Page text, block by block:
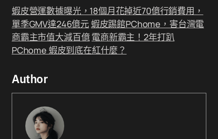
蝦皮營運數據曝光，18個月花掉近70億行銷費用，
單季GMV達246億元蝦皮踢館PChome，害台灣電
商霸主市值大減百億電商新霸主！2年打趴
PChome 蝦皮到底在紅什麼？
Author